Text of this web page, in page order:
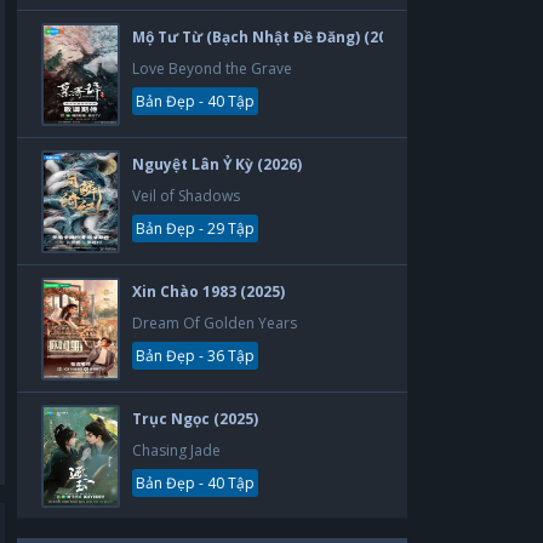
Mộ Tư Từ (Bạch Nhật Đề Đăng) (2026)
Love Beyond the Grave
Bản Đẹp - 40 Tập
Nguyệt Lân Ỷ Kỳ (2026)
Veil of Shadows
Bản Đẹp - 29 Tập
Xin Chào 1983 (2025)
Dream Of Golden Years
Bản Đẹp - 36 Tập
Trục Ngọc (2025)
Chasing Jade
Bản Đẹp - 40 Tập